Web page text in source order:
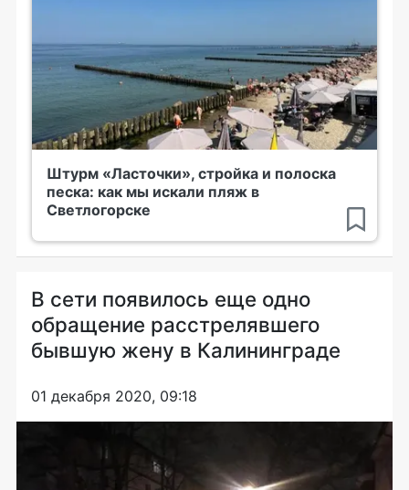
Штурм «Ласточки», стройка и полоска
песка: как мы искали пляж в
Светлогорске
В сети появилось еще одно
обращение расстрелявшего
бывшую жену в Калининграде
01 декабря 2020, 09:18